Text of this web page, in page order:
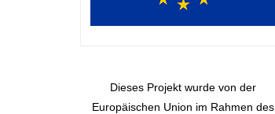
Dieses Projekt wurde von der
Europäischen Union im Rahmen des